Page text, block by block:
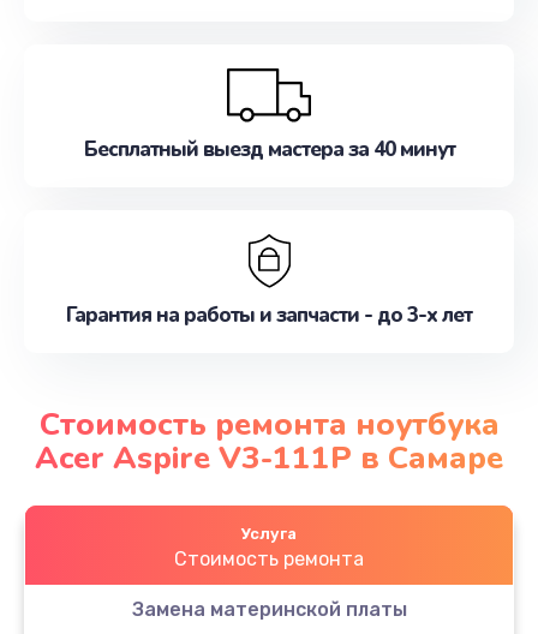
Бесплатный выезд мастера за 40 минут
Гарантия на работы и запчасти - до 3-х лет
Стоимость ремонта ноутбука
Acer Aspire V3-111P в Самаре
Услуга
Стоимость ремонта
Замена материнской платы